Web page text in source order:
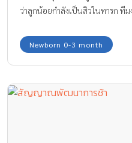
ว่าลูกน้อยกำลังเป็นสิวในทารก ที
ทารกเมื่อเป็นสิว มาแนะนำกันค่ะ
Newborn 0-3 month